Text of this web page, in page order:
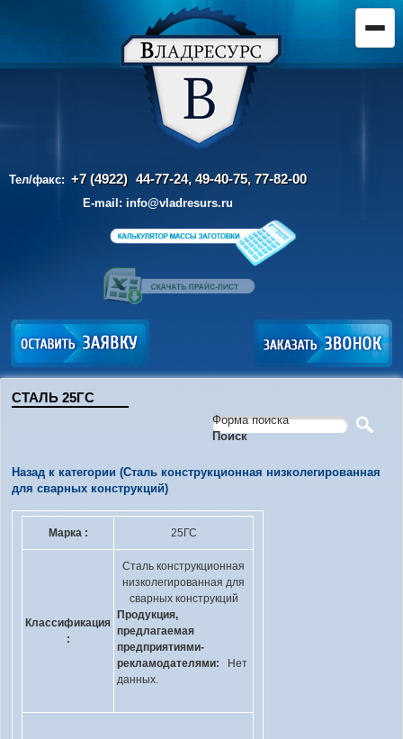
Тел/факс: +7 (4922) 44-77-24, 49-40-75, 77-82-00
E-mail: info@vladresurs.ru
СТАЛЬ 25ГС
Форма поиска
Поиск
Назад к категории (Сталь конструкционная низколегированная
для сварных конструкций)
Марка : 25ГС
Классификация
:
Сталь конструкционная
низколегированная для
сварных конструкций
Продукция,
предлагаемая
предприятиями-
рекламодателями:
Нет
данных.